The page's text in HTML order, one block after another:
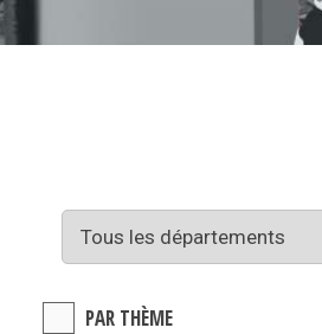
PAR THÈME